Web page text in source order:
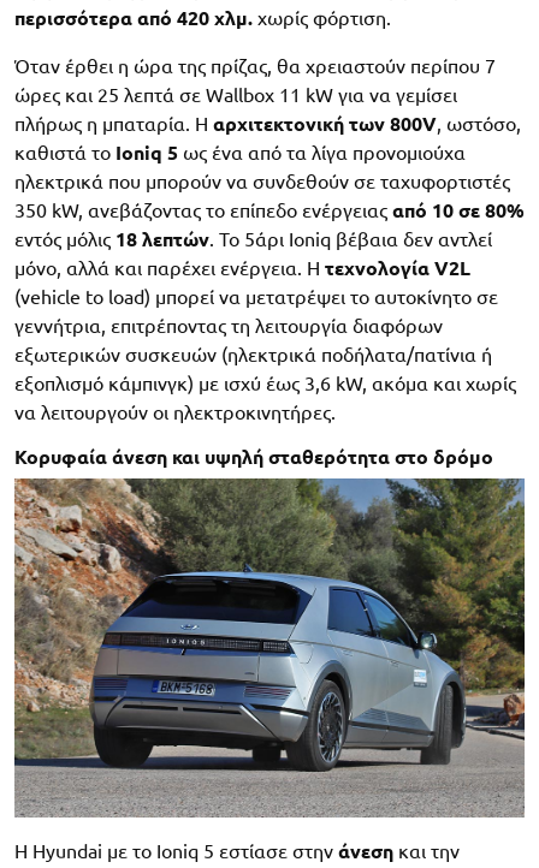
περισσότερα από 420 χλμ. χωρίς φόρτιση.
Όταν έρθει η ώρα της πρίζας, θα χρειαστούν περίπου 7
ώρες και 25 λεπτά σε Wallbox 11 kW για να γεμίσει
πλήρως η μπαταρία. Η αρχιτεκτονική των 800V , ωστόσο,
καθιστά το Ioniq 5 ως ένα από τα λίγα προνομιούχα
ηλεκτρικά που μπορούν να συνδεθούν σε ταχυφορτιστές
350 kW, ανεβάζοντας το επίπεδο ενέργειας από 10 σε 80%
εντός μόλις 18 λεπτών . Το 5άρι Ioniq βέβαια δεν αντλεί
μόνο, αλλά και παρέχει ενέργεια. Η τεχνολογία V2L
(vehicle to load) μπορεί να μετατρέψει το αυτοκίνητο σε
γεννήτρια, επιτρέποντας τη λειτουργία διαφόρων
εξωτερικών συσκευών (ηλεκτρικά ποδήλατα/πατίνια ή
εξοπλισμό κάμπινγκ) με ισχύ έως 3,6 kW, ακόμα και χωρίς
να λειτουργούν οι ηλεκτροκινητήρες.
Κορυφαία άνεση και υψηλή σταθερότητα στο δρόμο
Η Hyundai με το Ioniq 5 εστίασε στην άνεση και την